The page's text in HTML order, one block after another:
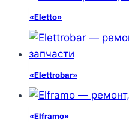
«Eletto»
«Elettrobar»
«Elframo»